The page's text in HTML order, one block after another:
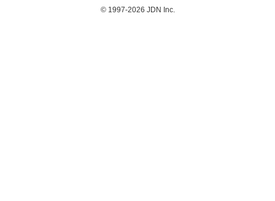
© 1997-2026 JDN Inc.